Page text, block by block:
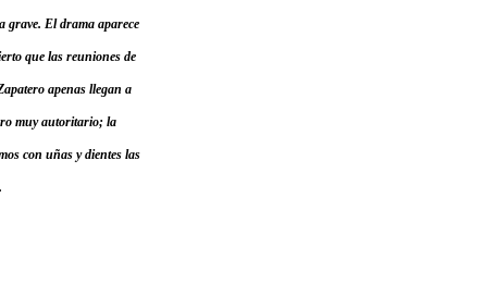
grave. El drama aparece
que las reuniones de
apenas llegan a
muy autoritario; la
con uñas y dientes las